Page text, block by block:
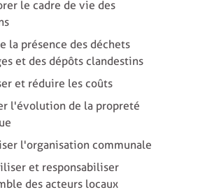
le cadre de vie des
la présence des déchets
et des dépôts clandestins
et réduire les coûts
l'évolution de la propreté
l'organisation communale
et responsabiliser
des acteurs locaux